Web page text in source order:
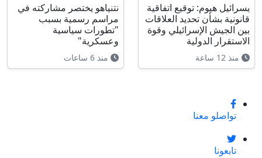
يسرائيل هيوم: توقيع اتفاقية
قانونية بشأن تحديد العلاقات
بين الجيش الإسرائيلي وقوة
الاستقرار الدولية
منذ 12 ساعة
نتنياهو يختصر مشاركته في
مراسم رسمية بسبب
"تطورات سياسية
وعسكرية"
منذ 6 ساعات
تواصلو معنا
تابعونا